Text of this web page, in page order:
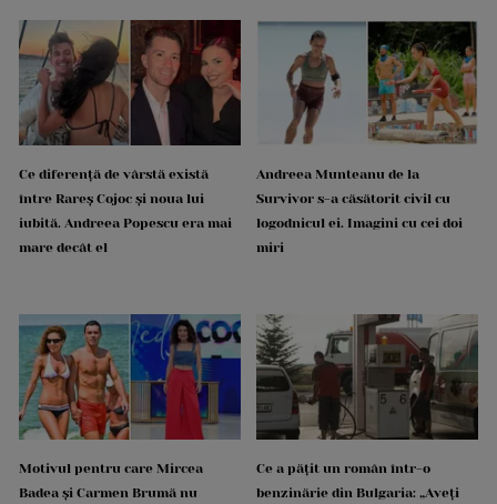
Ce diferență de vârstă există
între Rareș Cojoc și noua lui
iubită. Andreea Popescu era mai
mare decât el
Andreea Munteanu de la
Survivor s-a căsătorit civil cu
logodnicul ei. Imagini cu cei doi
miri
Motivul pentru care Mircea
Badea și Carmen Brumă nu
Ce a pățit un român într-o
benzinărie din Bulgaria: „Aveți